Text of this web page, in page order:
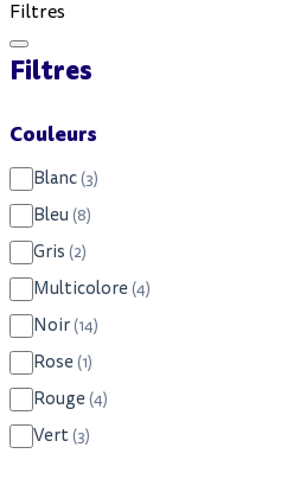
Toutes les trottinettes enfant
Filtres
Filtres
Couleurs
Blanc (3)
Bleu (8)
Gris (2)
Multicolore (4)
Noir (14)
Rose (1)
Rouge (4)
Vert (3)